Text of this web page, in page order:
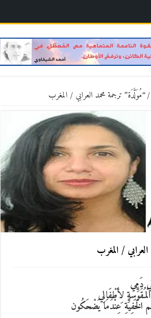
/“مُوَلَّدَة” ترجمة محمد العرابي / المغرب
/ المغرب
دَمِي
لِأَطْفَالِي
الْخَفِيَّةِ عِنْدَمَا يَضْحَكُون